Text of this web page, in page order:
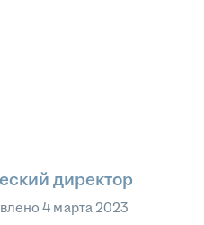
директор
4 марта 2023